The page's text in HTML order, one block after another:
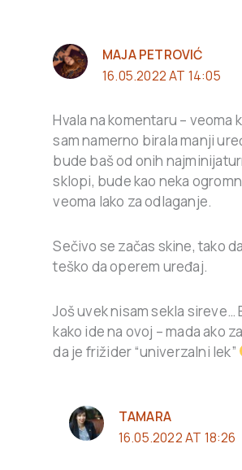
MAJA PETROVIĆ
16.05.2022 AT 14:05
Hvala na komentaru – veoma
sam namerno birala manji
bude baš od onih
sklopi, bude kao neka
veoma lako za odlaganje.
Sečivo se začas skine, tako
teško da operem uređaj.
Još uvek nisam sekla sireve…
kako ide na ovoj – mada ako
da je frižider “univerzalni lek”
TAMARA
16.05.2022 AT 18:26